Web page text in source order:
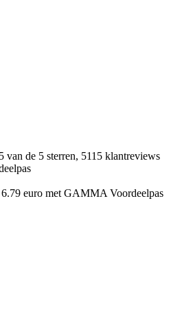
van de 5 sterren, 5115 klantreviews
euro met GAMMA Voordeelpas